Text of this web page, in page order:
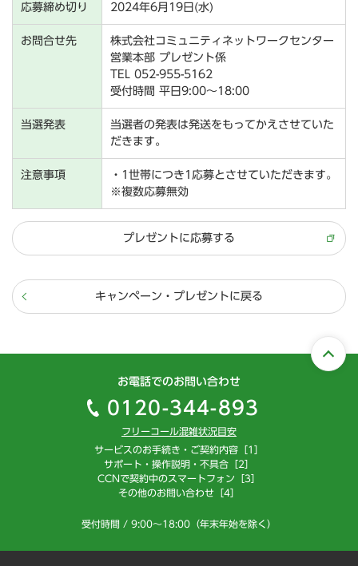
応募締め切り 2024年6月19日(水)
お問合せ先
株式会社コミュニティネットワークセンター
営業本部 プレゼント係
TEL 052-955-5162
受付時間 平日9:00～18:00
当選発表
当選者の発表は発送をもってかえさせていた
だきます。
注意事項
・1世帯につき1応募とさせていただきます。
※複数応募無効
プレゼントに応募する
キャンペーン・プレゼントに戻る
お電話でのお問い合わせ
0120-344-893
フリーコール混雑状況目安
サービスのお手続き・ご契約内容［1］
サポート・操作説明・不具合［2］
CCNで契約中のスマートフォン［3］
その他のお問い合わせ［4］
受付時間 / 9:00～18:00（年末年始を除く）